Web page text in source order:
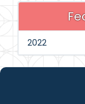
2022